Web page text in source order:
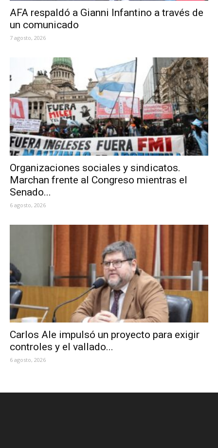
AFA respaldó a Gianni Infantino a través de
un comunicado
7 agosto, 2026
Organizaciones sociales y sindicatos.
Marchan frente al Congreso mientras el
Senado...
6 agosto, 2026
Carlos Ale impulsó un proyecto para exigir
controles y el vallado...
6 agosto, 2026